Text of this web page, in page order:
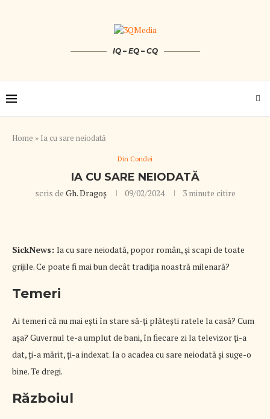
IQ – EQ – CQ
Home » Ia cu sare neiodată
Din Condei
IA CU SARE NEIODATĂ
scris de Gh. Dragoș 09/02/2024 3 minute citire
SickNews: Ia cu sare neiodată, popor român, şi scapi de toate
grijile. Ce poate fi mai bun decât tradiţia noastră milenară?
Temeri
Ai temeri că nu mai eşti în stare să-ţi plăteşti ratele la casă? Cum
aşa? Guvernul te-a umplut de bani, în fiecare zi la televizor ţi-a
dat, ţi-a mărit, ţi-a indexat. Ia o acadea cu sare neiodată şi suge-o
bine. Te dregi.
Războiul